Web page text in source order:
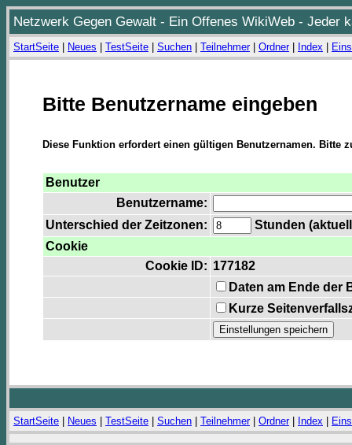
Netzwerk Gegen Gewalt - Ein Offenes WikiWeb - Jeder
StartSeite Neues TestSeite Suchen Teilnehmer| Ordner| Index
Bitte Benutzername eingeben
Diese Funktion erfordert einen gültigen Benutzernamen. Bitte
Benutzer
Benutzername:
Unterschied der Zeitzonen:
Stunden
Cookie
Cookie ID: 177182
Daten am Ende der
Kurze
StartSeite Neues TestSeite Suchen Teilnehmer| Ordner| Index